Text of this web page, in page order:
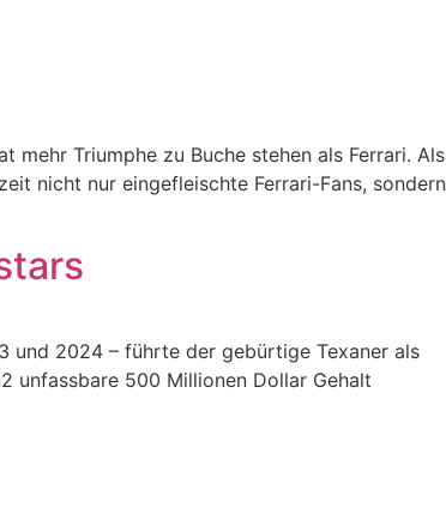
mehr Triumphe zu Buche stehen als Ferrari. Als
nicht nur eingefleischte Ferrari-Fans, sondern
und 2024 – führte der gebürtige Texaner als
unfassbare 500 Millionen Dollar Gehalt